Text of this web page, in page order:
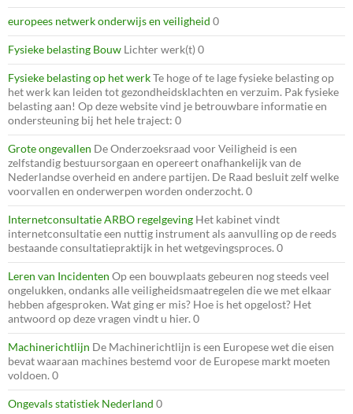
europees netwerk onderwijs en veiligheid 0
Fysieke belasting Bouw Lichter werk(t) 0
Fysieke belasting op het werkTe hoge of te lage fysieke belasting op
het werk kan leiden tot gezondheidsklachten en verzuim. Pak fysieke
belasting aan! Op deze website vind je betrouwbare informatie en
ondersteuning bij het hele traject: 0
Grote ongevallen De Onderzoeksraad voor Veiligheid is een
zelfstandig bestuursorgaan en opereert onafhankelijk van de
Nederlandse overheid en andere partijen. De Raad besluit zelf welke
voorvallen en onderwerpen worden onderzocht. 0
Internetconsultatie ARBO regelgeving Het kabinet vindt
internetconsultatie een nuttig instrument als aanvulling op de reeds
bestaande consultatiepraktijk in het wetgevingsproces. 0
Leren van Incidenten Op een bouwplaats gebeuren nog steeds veel
ongelukken, ondanks alle veiligheidsmaatregelen die we met elkaar
hebben afgesproken. Wat ging er mis? Hoe is het opgelost? Het
antwoord op deze vragen vindt u hier. 0
Machinerichtlijn De Machinerichtlijn is een Europese wet die eisen
bevat waaraan machines bestemd voor de Europese markt moeten
voldoen. 0
Ongevals statistiek Nederland 0